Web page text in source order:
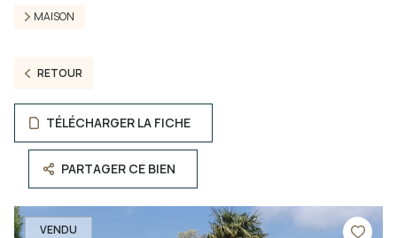
MAISON
RETOUR
TÉLÉCHARGER LA FICHE
PARTAGER CE BIEN
VENDU